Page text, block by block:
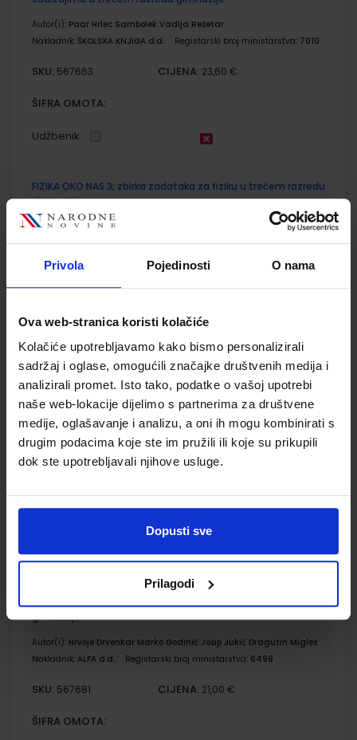
Privola Pojedinosti O nama
Ova web-stranica koristi kolačiće
Kolačiće upotrebljavamo kako bismo personalizirali
sadržaj i oglase, omogućili značajke društvenih medija i
analizirali promet. Isto tako, podatke o vašoj upotrebi
naše web-lokacije dijelimo s partnerima za društvene
medije, oglašavanje i analizu, a oni ih mogu kombinirati s
drugim podacima koje ste im pružili ili koje su prikupili
dok ste upotrebljavali njihove usluge.
Dopusti sve
Prilagodi
Autor(i): Paar Hrlec Sambolek Vadlja Rešetar
Nakladnik: ŠKOLSKA KNJIGA d.d. Registarski broj ministarstva: 7010
SKU: 567663 CIJENA: 23,60 €
ŠIFRA OMOTA:
Udžbenik
FIZIKA OKO NAS 3; zbirka zadataka za fiziku u trećem razredu
gimnazije
Autor(i):
Paar Hrlec Sambolek Vadlja Rešetar
Nakladnik:ŠKOLSKA KNJIGA d.d. Registarski broj ministarstva:7010-
SKU:567664
ŠIFRA OMOTA:
Udžbenik
KEMIJA 3; udžbenik kemije s dodatnim digitalnim sadržajima
u trećem razredu gimnazije
Autor(i):Begović Luetić Novosel Petrović Peroković Rupčić Petelinc
Nakladnik: ŠKOLSKA KNJIGA d.d. Registarski broj ministarstva:
Udžbenik
GEOGRAFIJA 3; udžbenik iz geografije za treći razred
gimnazije
Autor(i): Hrvoje Drvenkar Marko Godinić Josip Jukić Dragutin Migles
Nakladnik: ALFA d.d. Registarski broj ministarstva: 6499
SKU: 567681 CIJENA: 21,00 €
ŠIFRA OMOTA: